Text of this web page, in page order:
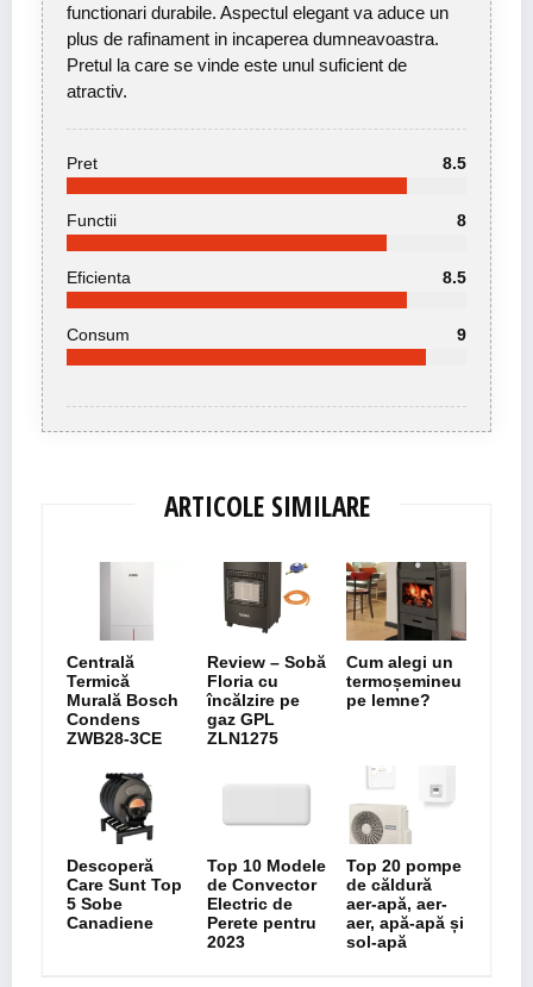
functionari durabile. Aspectul elegant va aduce un
plus de rafinament in incaperea dumneavoastra.
Pretul la care se vinde este unul suficient de
atractiv.
Pret 8.5
Functii 8
Eficienta 8.5
Consum 9
ARTICOLE SIMILARE
Centrală
Termică
Murală Bosch
Condens
ZWB28-3CE
Review – Sobă
Floria cu
încălzire pe
gaz GPL
ZLN1275
Cum alegi un
termoșemineu
pe lemne?
Descoperă
Care Sunt Top
5 Sobe
Canadiene
Top 10 Modele
de Convector
Electric de
Perete pentru
2023
Top 20 pompe
de căldură
aer-apă, aer-
aer, apă-apă și
sol-apă